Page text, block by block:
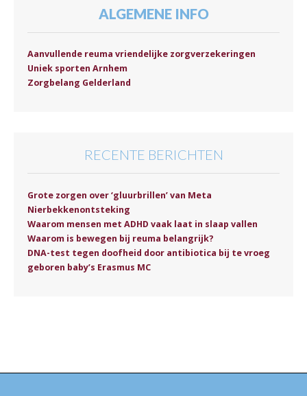
ALGEMENE INFO
Aanvullende reuma vriendelijke zorgverzekeringen
Uniek sporten Arnhem
Zorgbelang Gelderland
RECENTE BERICHTEN
Grote zorgen over ‘gluurbrillen’ van Meta
Nierbekkenontsteking
Waarom mensen met ADHD vaak laat in slaap vallen
Waarom is bewegen bij reuma belangrijk?
DNA-test tegen doofheid door antibiotica bij te vroeg
geboren baby’s Erasmus MC